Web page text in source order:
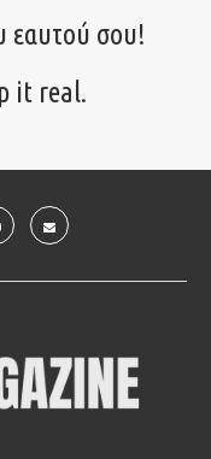
εαυτού σου!
it real.